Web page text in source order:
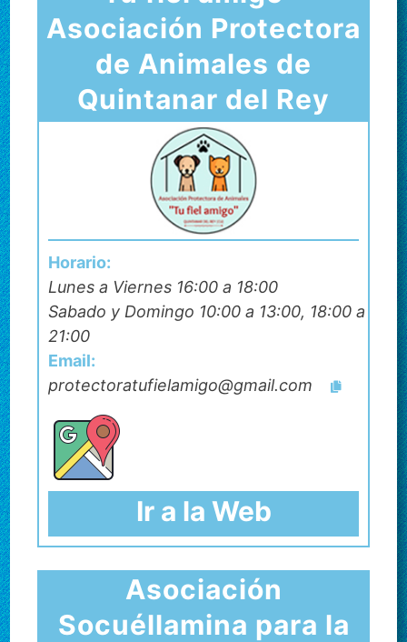
Asociación Protectora
de Animales de
Quintanar del Rey
Horario:
Lunes a Viernes 16:00 a 18:00
Sabado y Domingo 10:00 a 13:00, 18:00 a
21:00
Email:
protectoratufielamigo@gmail.com
Ir a la Web
Asociación
Socuéllamina para la